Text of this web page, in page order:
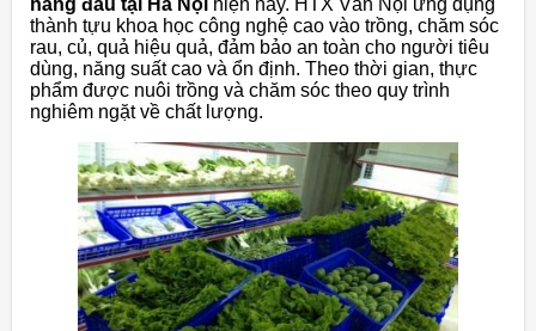
hàng đầu tại Hà Nội hiện nay. HTX Vân Nội ứng dụng
thành tựu khoa học công nghệ cao vào trồng, chăm sóc
rau, củ, quả hiệu quả, đảm bảo an toàn cho người tiêu
dùng, năng suất cao và ổn định. Theo thời gian, thực
phẩm được nuôi trồng và chăm sóc theo quy trình
nghiêm ngặt về chất lượng.